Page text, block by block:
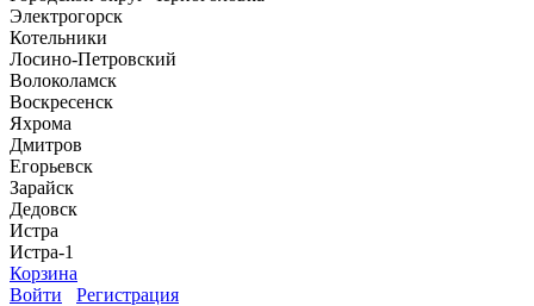
Электрогорск
Котельники
Лосино-Петровский
Волоколамск
Воскресенск
Яхрома
Дмитров
Егорьевск
Зарайск
Дедовск
Истра
Истра-1
Корзина
Войти
Регистрация